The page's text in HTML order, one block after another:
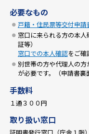
必要なもの
戸籍・住民票等交付申請
窓口に来られる方の本
証等）
窓口での本人確認をご確
別世帯の方や代理人の方
が必要です。（申請書裏
手数料
１通３００円
取り扱い窓口